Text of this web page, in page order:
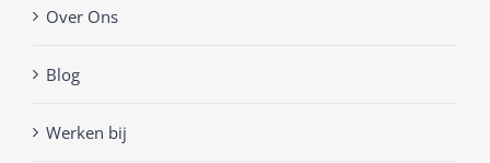
Over Ons
Blog
Werken bij